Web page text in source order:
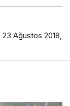
23 Ağustos 2018,